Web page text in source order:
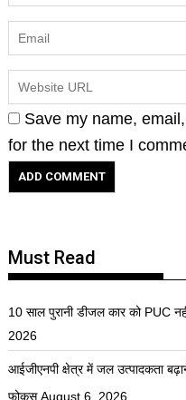
Save my name,
for the next time I
Must Read
10 साल पुरानी डीजल कार को PUC
2026
आईजीएनपी क्षेत्र में जल उत्पादकता
फोकस August 6, 2026